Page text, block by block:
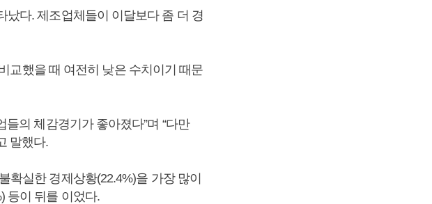
다. 제조업체들이 이달보다 좀 더 경
교했을 때 여전히 낮은 수치이기 때문
의 체감경기가 좋아졌다”며 “다만
말했다.
실한 경제상황(22.4%)을 가장 많이
등이 뒤를 이었다.